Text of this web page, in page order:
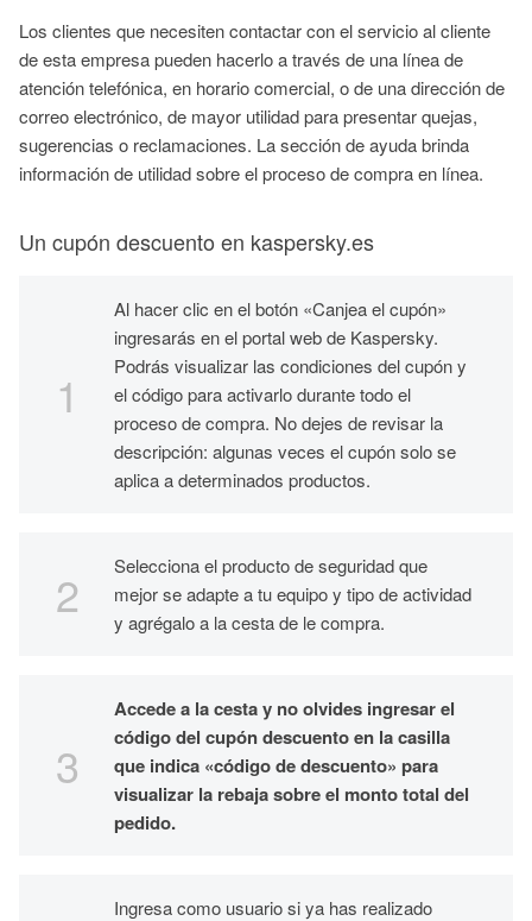
Los clientes que necesiten contactar con el servicio al cliente
de esta empresa pueden hacerlo a través de una línea de
atención telefónica, en horario comercial, o de una dirección de
correo electrónico, de mayor utilidad para presentar quejas,
sugerencias o reclamaciones. La sección de ayuda brinda
información de utilidad sobre el proceso de compra en línea.
Un cupón descuento en kaspersky.es
Al hacer clic en el botón «Canjea el cupón»
ingresarás en el portal web de Kaspersky.
Podrás visualizar las condiciones del cupón y
el código para activarlo durante todo el
proceso de compra. No dejes de revisar la
descripción: algunas veces el cupón solo se
aplica a determinados productos.
Selecciona el producto de seguridad que
mejor se adapte a tu equipo y tipo de actividad
y agrégalo a la cesta de le compra.
Accede a la cesta y no olvides ingresar el
código del cupón descuento en la casilla
que indica «código de descuento» para
visualizar la rebaja sobre el monto total del
pedido.
Ingresa como usuario si ya has realizado